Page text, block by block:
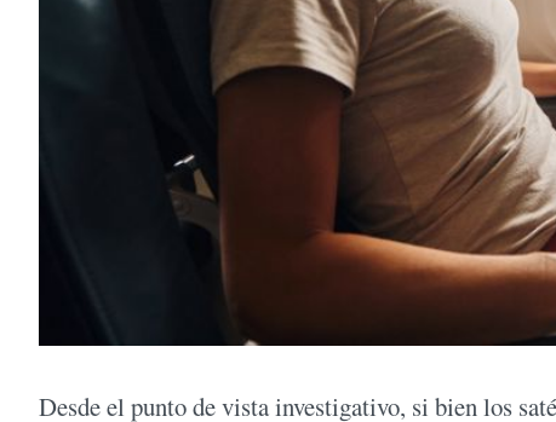
Desde el punto de vista investigativo, si bien los